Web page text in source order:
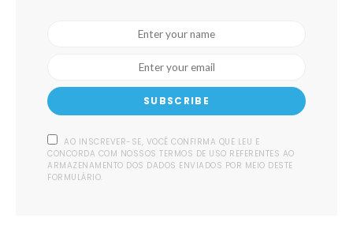
SUBSCRIBE
AO INSCREVER-SE, VOCÊ CONFIRMA QUE LEU E
CONCORDA COM NOSSOS TERMOS DE USO REFERENTES AO
ARMAZENAMENTO DOS DADOS ENVIADOS POR MEIO DESTE
FORMULÁRIO.